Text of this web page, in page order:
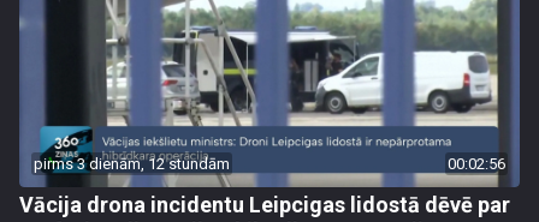
pirms 3 dienām, 12 stundām 00:02:56
Vācija drona incidentu Leipcigas lidostā dēvē par